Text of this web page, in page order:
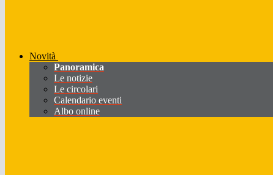
Novità
Panoramica
Le notizie
Le circolari
Calendario eventi
Albo online